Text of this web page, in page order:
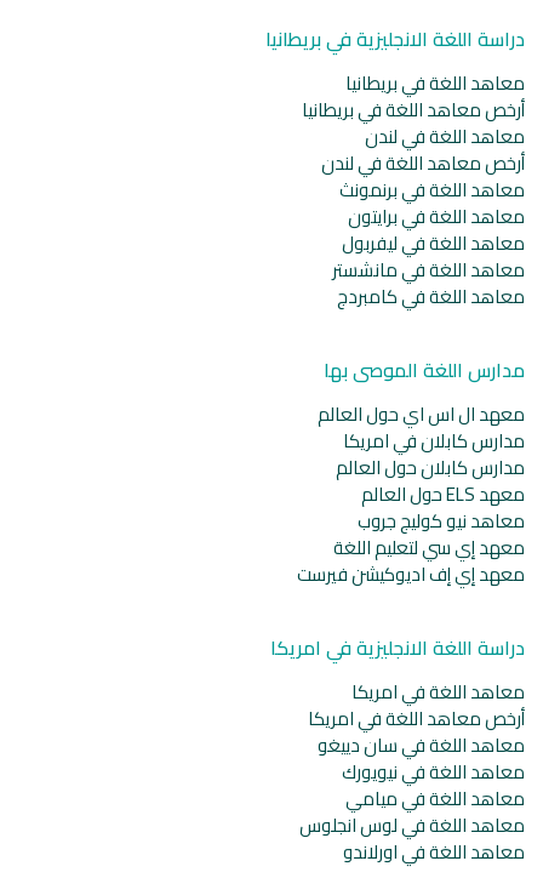
دراسة اللغة الانجليزية في بريطانيا
معاهد اللغة في بريطانيا
أرخص معاهد اللغة في بريطانيا
معاهد اللغة في لندن
أرخص معاهد اللغة في لندن
معاهد اللغة في برنمونث
معاهد اللغة في برايتون
معاهد اللغة في ليفربول
معاهد اللغة في مانشستر
معاهد اللغة في كامبردج
مدارس اللغة الموصى بها
معهد ال اس اي حول العالم
مدارس كابلان في امريكا
مدارس كابلان حول العالم
معهد ELS حول العالم
معاهد نيو كوليج جروب
معهد إي سي لتعليم اللغة
معهد إي إف اديوكيشن فيرست
دراسة اللغة الانجليزية في امريكا
معاهد اللغة في امريكا
أرخص معاهد اللغة في امريكا
معاهد اللغة في سان دييغو
معاهد اللغة في نيويورك
معاهد اللغة في ميامي
معاهد اللغة في لوس انجلوس
معاهد اللغة في اورلاندو